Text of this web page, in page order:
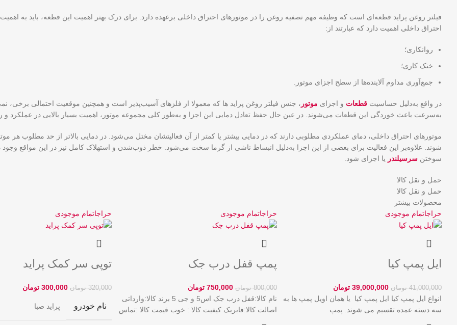
فیلتر روغن پراید قطعه‌ای است که وظیفه مهم تصفیه روغن را در موتورهای احتراق داخلی برعهده دارد. برای درک بهتر اهمیت این قطعه، باید به
احتراق داخلی اهمیت دارد که عبارتند از:
روانکاری؛
خنک کاری؛
جمع‌آوری مداوم آلاینده‌ها از سطح اجزای موتور.
در واقع به‌دلیل حساسیت قطعات و اجزای موتور ، جنس فیلتر روغن پراید ها که معمولا از فلز‌های آسیب‌پذیر است و همچنین موقعیت احتمالی برخی،
به‌سرعت باعث خوردگی این قطعات می‌شوند. در عین حال حفظ تعادل دمایی این اجزا و به‌طور کلی مجموعه موتور، اهمیت بسیار بالایی در عملکرد و
موتورهای احتراق داخلی، دمای عملکردی مطلوبی دارند که در دمایی بیشتر یا کمتر از آن فعالیتشان مختل می‌شود. در دمایی بالاتر از حد مطلوب
شوند. علاوه‌بر این فعالیت برای بعضی از این اجزا به‌دلیل انبساط ناشی از گرما سخت می‌شود. خطر ذوب‌شدن و استهلاک کامل نیز در این مواقع وجود
سوختن سرسیلندر یا اجزای شود.
حمل و نقل کالا
حمل و نقل کالا
محصولات بیشتر
حراجاتمام موجودی
ایل پمپ کیا
41,000,000 تومان 39,000,000 تومان
انواع ایل پمپ کیا ایل پمپ کیا یا همان اویل پمپ ها به
سه دسته عمده تقسیم می شوند. پمپ
حراجاتمام موجودی
پمپ قفل درب جک
800,000 تومان 750,000 تومان
نام‌ کالا:قفل درب جک اس5 و جی 5 برند ‌کالا:وارداتی
اصالت‌ کالا:فابریک کیفیت‌ کالا : خوب قیمت کالا :تماس
حراجاتمام موجودی
توپی سر کمک پراید
320,000 تومان 300,000 تومان
نام خودرو پراید صبا